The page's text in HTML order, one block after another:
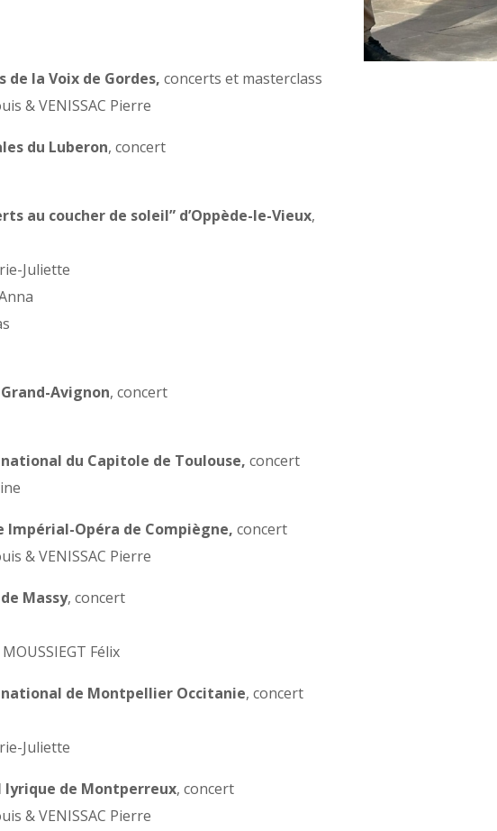
de la Voix de Gordes, concerts et masterclass
& VENISSAC Pierre
du Luberon, concert
au coucher de soleil” d’Oppède-le-Vieux,
Juliette
Avignon, concert
national du Capitole de Toulouse, concert
Impérial-Opéra de Compiègne, concert
& VENISSAC Pierre
Massy, concert
Félix
national de Montpellier Occitanie, concert
Juliette
lyrique de Montperreux, concert
& VENISSAC Pierre